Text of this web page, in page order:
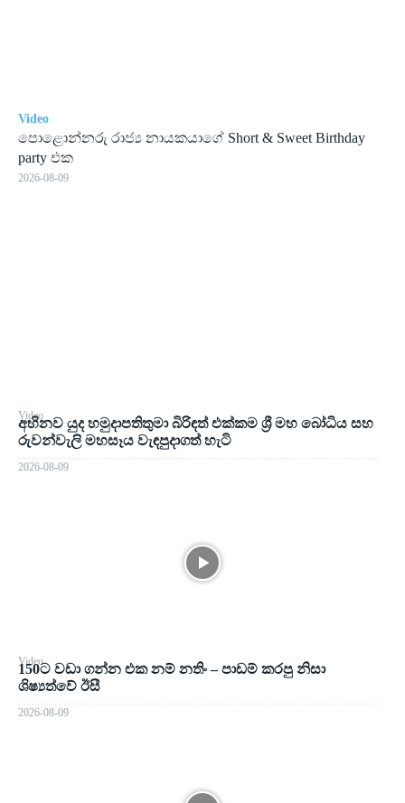
Video
අභිනව යුද හමුදාපතිතුමා බිරිඳත් එක්කම ශ්‍රී මහ බෝධිය සහ
රුවන්වැලි මහසෑය වැඳපුදාගත් හැටි
2026-08-09
Video
150ට වඩා ගන්න එක නම් නතිං – පාඩම් කරපු නිසා
ශිෂ්‍යත්වේ ඊසී
2026-08-09
Video
පොළොන්නරු රාජ්‍ය නායකයාගේ Short & Sweet Birthday
party එක
2026-08-09